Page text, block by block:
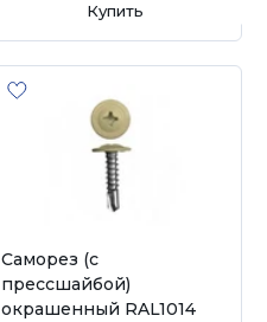
Купить
Саморез (с
прессшайбой)
окрашенный RAL1014